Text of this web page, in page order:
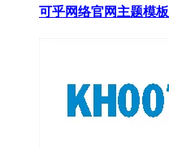
可乎网络官网主题模板